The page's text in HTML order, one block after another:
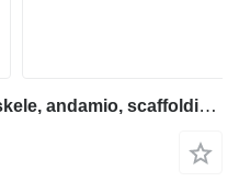
Plettac Distribution Schele, skele, andamio, scaffolding, pastoliai, tellingud